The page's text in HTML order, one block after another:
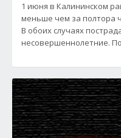
1 июня в Калининском
меньше чем за полтора
В обоих случаях
несовершеннолетние. По